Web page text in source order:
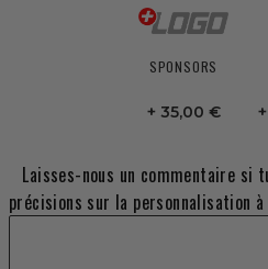
SPONSORS
35,00 €
Laisses-nous un commentaire si
précisions sur la personnalisation